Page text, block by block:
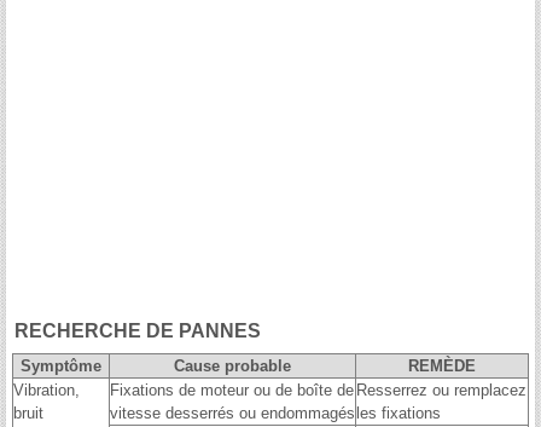
RECHERCHE DE PANNES
Symptôme Cause probable
REMÈDE
Vibration,
bruit
Fixations de moteur ou de boîte de
vitesse desserrés ou endommagés
Resserrez ou remplacez
les fixations